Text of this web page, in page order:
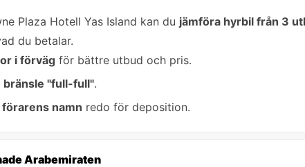
Plaza Hotell Yas Island kan du jämföra hyrbil från 3
du betalar.
i förväg för bättre utbud och pris.
bränsle "full-full".
namn redo för deposition.
Arabemiraten